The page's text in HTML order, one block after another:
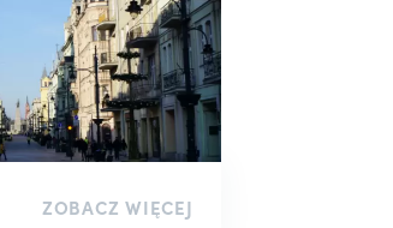
ZOBACZ WIĘCEJ